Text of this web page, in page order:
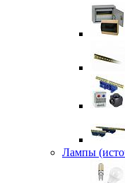
Лампы